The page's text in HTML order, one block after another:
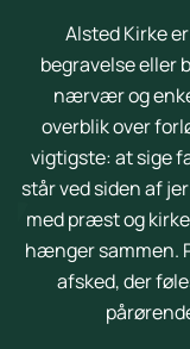
Alsted Kirke
begravelse eller
nærvær og
overblik over
vigtigste: at sige
står ved siden af
med præst og
hænger sammen.
afsked, der